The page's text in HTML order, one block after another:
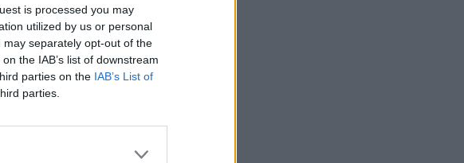
is processed you may
utilized by us or personal
separately opt-out of the
the IAB’s list of downstream
parties on the IAB’s List of
parties.